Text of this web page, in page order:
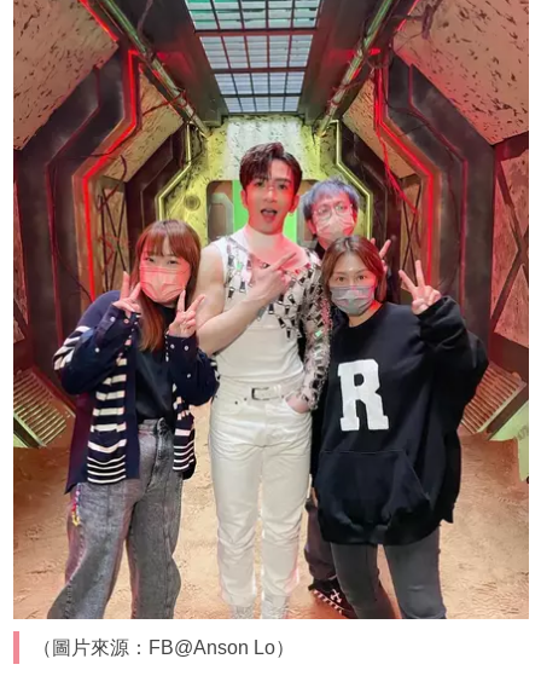
（圖片來源：FB@Anson Lo）